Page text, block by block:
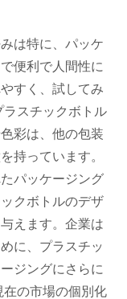
は特に、パッケ
便利で人間性に
すく、試してみ
ラスチックボトル
彩は、他の包装
持っています。
パッケージング
クボトルのデザ
えます。企業は
に、プラスチッ
ジングにさらに
在の市場の個別化